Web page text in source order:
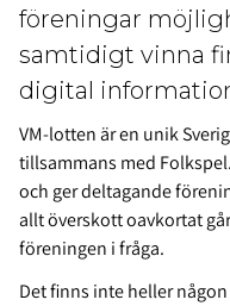
föreningar
samtidigt vinna
digital
VM-lotten är en unik
tillsammans med
och ger deltagande
allt överskott oavkortat
föreningen i fråga.
Det finns inte heller